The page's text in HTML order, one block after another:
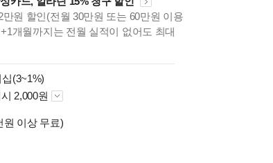
만원 할인(전월 30만원 또는 60만원 이용
개월까지는 전월 실적이 없어도 최대
십(3~1%)
2,000원
원 이상 무료)